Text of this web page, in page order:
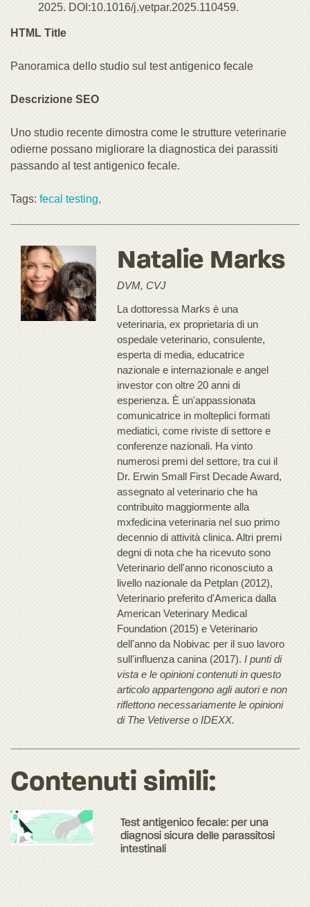
2025. DOI:10.1016/j.vetpar.2025.110459.
HTML Title
Panoramica dello studio sul test antigenico fecale
Descrizione SEO
Uno studio recente dimostra come le strutture veterinarie
odierne possano migliorare la diagnostica dei parassiti
passando al test antigenico fecale.
Tags: fecal testing,
Natalie Marks
DVM, CVJ
La dottoressa Marks è una
veterinaria, ex proprietaria di un
ospedale veterinario, consulente,
esperta di media, educatrice
nazionale e internazionale e angel
investor con oltre 20 anni di
esperienza. È un'appassionata
comunicatrice in molteplici formati
mediatici, come riviste di settore e
conferenze nazionali. Ha vinto
numerosi premi del settore, tra cui il
Dr. Erwin Small First Decade Award,
assegnato al veterinario che ha
contribuito maggiormente alla
mxfedicina veterinaria nel suo primo
decennio di attività clinica. Altri premi
degni di nota che ha ricevuto sono
Veterinario dell'anno riconosciuto a
livello nazionale da Petplan (2012),
Veterinario preferito d'America dalla
American Veterinary Medical
Foundation (2015) e Veterinario
dell'anno da Nobivac per il suo lavoro
sull'influenza canina (2017).I punti di
vista e le opinioni contenuti in questo
articolo appartengono agli autori e non
riflettono necessariamente le opinioni
di The Vetiverse o IDEXX.
Contenuti simili:
Test antigenico fecale: per una
diagnosi sicura delle parassitosi
intestinali